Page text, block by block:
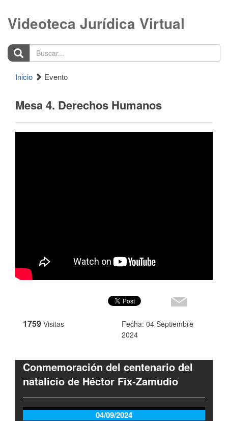
Videoteca Jurídica Virtual
Buscar...
Inicio Evento
Mesa 4. Derechos Humanos
1759 Visitas
Fecha: 04 Septiembre
2024
Conmemoración del centenario del
natalicio de Héctor Fix-Zamudio
04/09/2024